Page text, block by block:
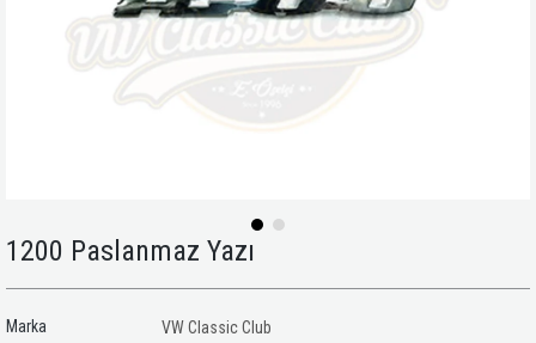
1200 Paslanmaz Yazı
Marka
VW Classic Club